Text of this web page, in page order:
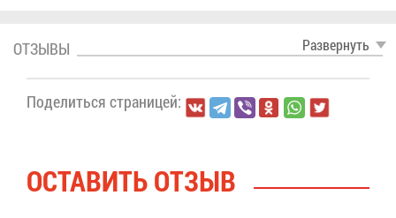
Раз­вер­нуть
ОТ­ЗЫ­ВЫ
По­де­лить­ся стра­ни­цей:
ОСТА­ВИТЬ ОТ­ЗЫВ